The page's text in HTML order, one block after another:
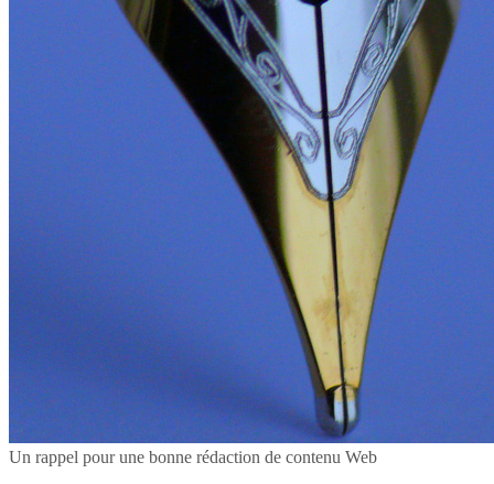
Un rappel pour une bonne rédaction de contenu Web